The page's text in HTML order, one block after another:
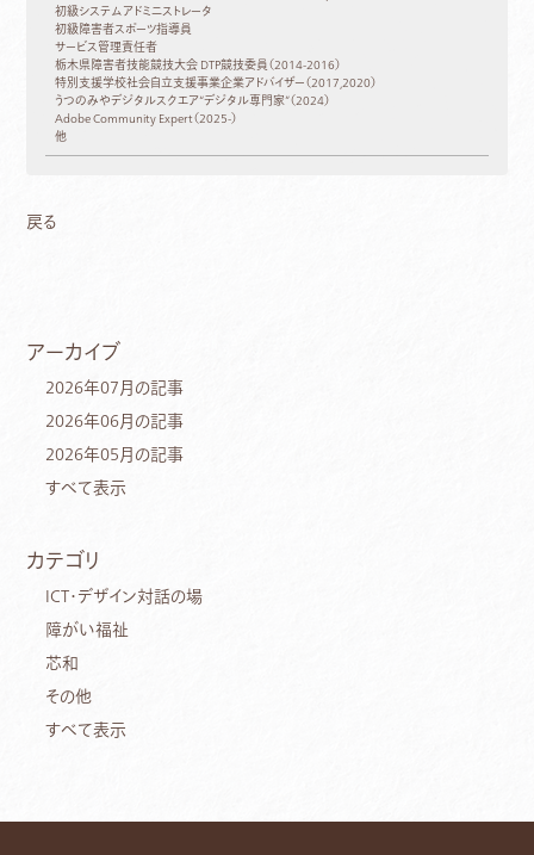
初級システムアドミニストレータ
初級障害者スポーツ指導員
サービス管理責任者
栃木県障害者技能競技大会 DTP競技委員（2014-2016）
特別支援学校社会自立支援事業企業アドバイザー（2017,2020）
うつのみやデジタルスクエア“デジタル専門家”（2024）
Adobe Community Expert（2025-）
他
戻る
アーカイブ
2026年07月の記事
2026年06月の記事
2026年05月の記事
すべて表示
カテゴリ
ICT・デザイン対話の場
障がい福祉
芯和
その他
すべて表示